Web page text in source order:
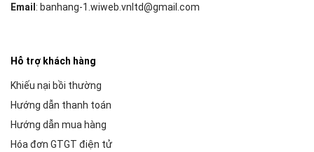
Email : banhang-1.wiweb.vnltd@gmail.com
Hỗ trợ khách hàng
Khiếu nại bồi thường
Hướng dẫn thanh toán
Hướng dẫn mua hàng
Hóa đơn GTGT điện tử